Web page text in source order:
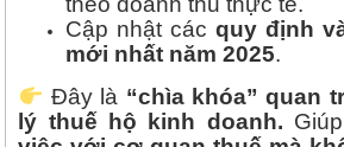
Cập nhật cácquy định
mới nhất năm 2025.
Đây là “chìa khóa” quan
lý thuế hộ kinh doanh.